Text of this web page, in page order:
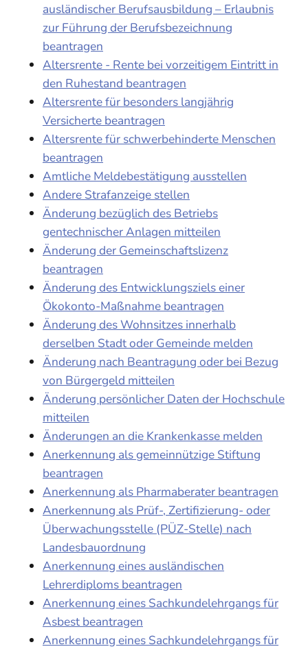
ausländischer Berufsausbildung – Erlaubnis
zur Führung der Berufsbezeichnung
beantragen
Altersrente - Rente bei vorzeitigem Eintritt in
den Ruhestand beantragen
Altersrente für besonders langjährig
Versicherte beantragen
Altersrente für schwerbehinderte Menschen
beantragen
Amtliche Meldebestätigung ausstellen
Andere Strafanzeige stellen
Änderung bezüglich des Betriebs
gentechnischer Anlagen mitteilen
Änderung der Gemeinschaftslizenz
beantragen
Änderung des Entwicklungsziels einer
Ökokonto-Maßnahme beantragen
Änderung des Wohnsitzes innerhalb
derselben Stadt oder Gemeinde melden
Änderung nach Beantragung oder bei Bezug
von Bürgergeld mitteilen
Änderung persönlicher Daten der Hochschule
mitteilen
Änderungen an die Krankenkasse melden
Anerkennung als gemeinnützige Stiftung
beantragen
Anerkennung als Pharmaberater beantragen
Anerkennung als Prüf-, Zertifizierung- oder
Überwachungsstelle (PÜZ-Stelle) nach
Landesbauordnung
Anerkennung eines ausländischen
Lehrerdiploms beantragen
Anerkennung eines Sachkundelehrgangs für
Asbest beantragen
Anerkennung eines Sachkundelehrgangs für